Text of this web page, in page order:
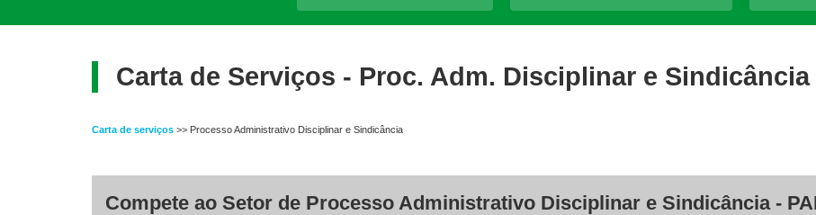
Carta de Serviços - Proc. Adm. Disciplinar e Sindicância
Carta de serviços >> Processo Administrativo Disciplinar e Sindicância
Compete ao Setor de Processo Administrativo Disciplinar e Sindicância -